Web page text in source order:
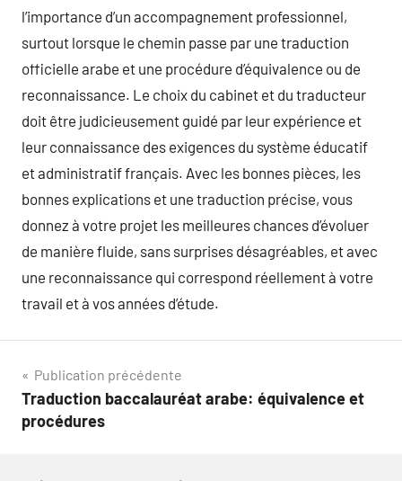
l’importance d’un accompagnement professionnel,
surtout lorsque le chemin passe par une traduction
officielle arabe et une procédure d’équivalence ou de
reconnaissance. Le choix du cabinet et du traducteur
doit être judicieusement guidé par leur expérience et
leur connaissance des exigences du système éducatif
et administratif français. Avec les bonnes pièces, les
bonnes explications et une traduction précise, vous
donnez à votre projet les meilleures chances d’évoluer
de manière fluide, sans surprises désagréables, et avec
une reconnaissance qui correspond réellement à votre
travail et à vos années d’étude.
Navigation
de
Publication précédente
Traduction baccalauréat arabe: équivalence et
procédures